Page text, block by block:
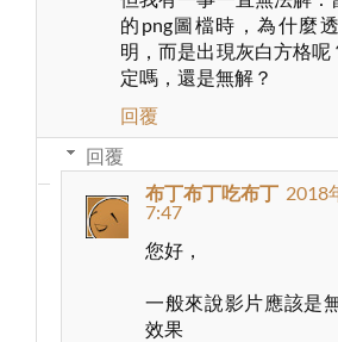
的png圖檔時，為什麼
明，而是出現灰白方格呢
定嗎，還是無解？
回覆
回覆
布丁布丁吃布丁 2018
7:47
您好，
一般來說影片應該是
效果